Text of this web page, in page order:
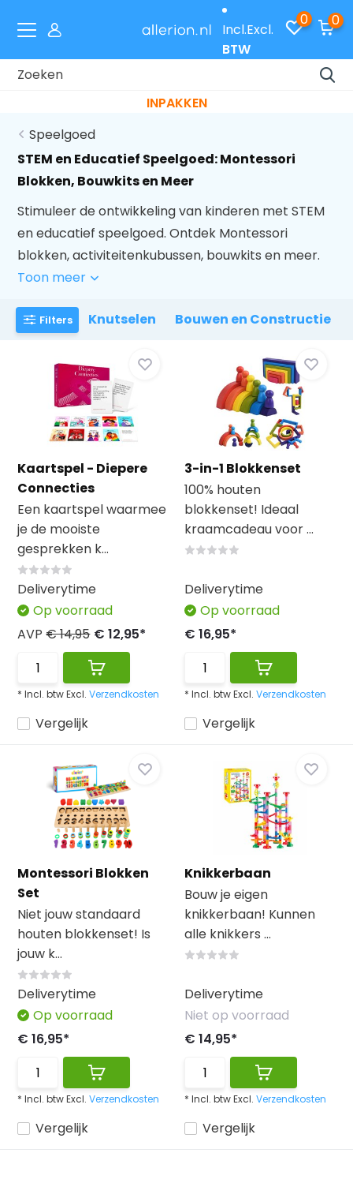
Incl.Excl.
BTW
0 0
je cadeaus gratis inpakken met code
INPAKKEN
Speelgoed
STEM en Educatief Speelgoed: Montessori
Blokken, Bouwkits en Meer
Stimuleer de ontwikkeling van kinderen met STEM
en educatief speelgoed. Ontdek Montessori
blokken, activiteitenkubussen, bouwkits en meer.
Toon meer
Filters Knutselen Bouwen en Constructie
Kaartspel - Diepere
Connecties
Een kaartspel waarmee
je de mooiste
gesprekken k...
Vergelijk
Deliverytime
Op voorraad
AVP€ 14,95 € 12,95*
* Incl. btw Excl.Verzendkosten
3-in-1 Blokkenset
100% houten
blokkenset! Ideaal
kraamcadeau voor ...
Vergelijk
Deliverytime
Op voorraad
€ 16,95*
* Incl. btw Excl. Verzendkosten
Montessori Blokken
Set
Niet jouw standaard
houten blokkenset! Is
jouw k...
Vergelijk
Deliverytime
Op voorraad
€ 16,95*
* Incl. btw Excl.Verzendkosten
Knikkerbaan
Bouw je eigen
knikkerbaan! Kunnen
alle knikkers ...
Vergelijk
Deliverytime
Niet op voorraad
€ 14,95*
* Incl. btw Excl. Verzendkosten